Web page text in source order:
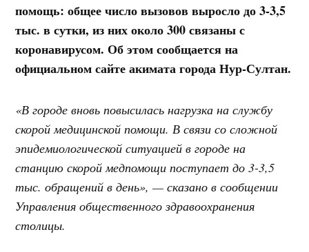
помощь: общее число вызовов выросло до 3-3,5
тыс. в сутки, из них около 300 связаны с
коронавирусом. Об этом сообщается на
официальном сайте акимата города Нур-Султан.
«В городе вновь повысилась нагрузка на службу
скорой медицинской помощи. В связи со сложной
эпидемиологической ситуацией в городе на
станцию скорой медпомощи поступает до 3-3,5
тыс. обращений в день», — сказано в сообщении
Управления общественного здравоохранения
столицы.